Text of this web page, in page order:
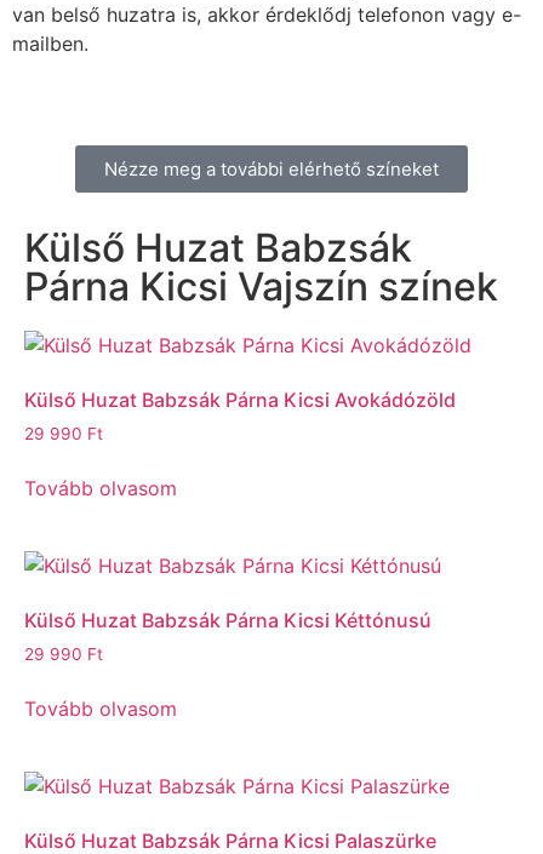
van belső huzatra is, akkor érdeklődj telefonon vagy e-
mailben.
Nézze meg a további elérhető színeket
Külső Huzat Babzsák
Párna Kicsi Vajszín színek
Külső Huzat Babzsák Párna Kicsi Avokádózöld
29 990 Ft
Tovább olvasom
Külső Huzat Babzsák Párna Kicsi Kéttónusú
29 990 Ft
Tovább olvasom
Külső Huzat Babzsák Párna Kicsi Palaszürke